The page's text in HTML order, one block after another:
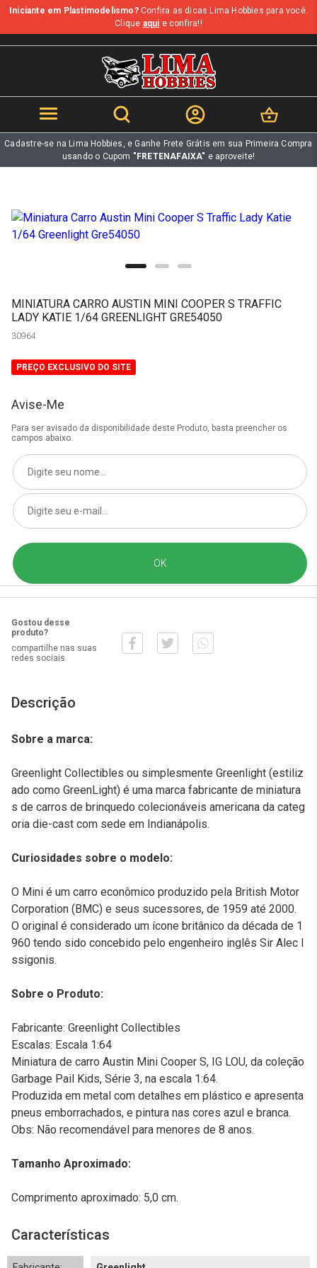
b
Iniciante em Plastimodelismo?Confira as dicas Lima Hobbies para você.
Clique aqui e confira!!
Cadastre-se na Lima Hobbies, e Ganhe Frete Grátis em sua Primeira Compra
usando o Cupom "FRETENAFAIXA" e aproveite!
MINIATURA CARRO AUSTIN MINI COOPER S TRAFFIC
LADY KATIE 1/64 GREENLIGHT GRE54050
30964
PREÇO EXCLUSIVO DO SITE
Avise-Me
Para ser avisado da disponibilidade deste Produto, basta preencher os
campos abaixo.
Gostou desse
produto?
compartilhe nas suas
redes sociais
Descrição
Sobre a marca:
Greenlight Collectibles ou simplesmente Greenlight (estiliz
ado como GreenLight) é uma marca fabricante de miniatura
s de carros de brinquedo colecionáveis americana da categ
oria die-cast com sede em Indianápolis.
Curiosidades sobre o modelo:
O Mini é um carro econômico produzido pela British Motor
Corporation (BMC) e seus sucessores, de 1959 até 2000.
O original é considerado um ícone britânico da década de 1
960 tendo sido concebido pelo engenheiro inglês Sir Alec I
ssigonis.
Sobre o Produto:
Fabricante: Greenlight Collectibles
Escalas: Escala 1:64
Miniatura de carro Austin Mini Cooper S, IG LOU, da coleção
Garbage Pail Kids, Série 3, na escala 1:64.
Produzida em metal com detalhes em plástico e apresenta
pneus emborrachados, e pintura nas cores azul e branca.
Obs: Não recomendável para menores de 8 anos.
Tamanho Aproximado:
Comprimento aproximado: 5,0 cm.
Características